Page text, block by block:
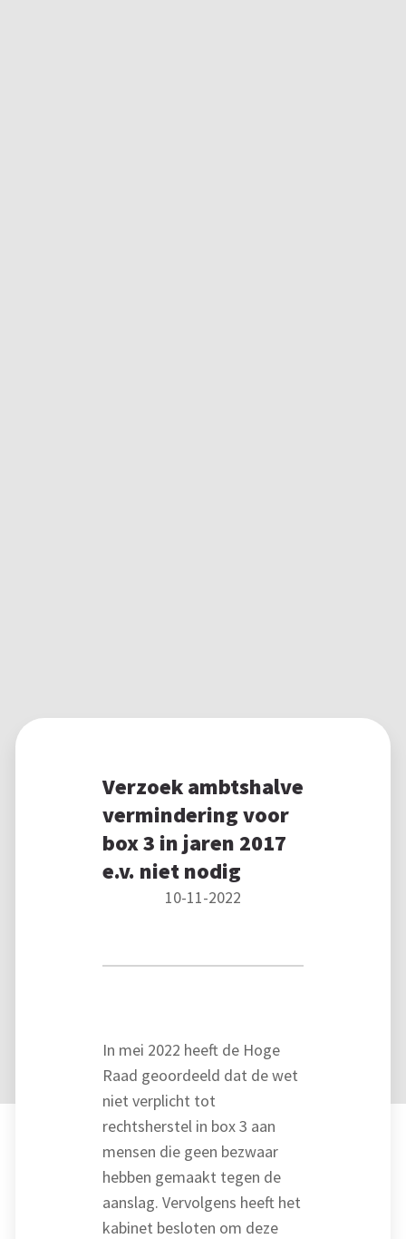
Verzoek ambtshalve
vermindering voor
box 3 in jaren 2017
e.v. niet nodig
10-11-2022
In mei 2022 heeft de Hoge
Raad geoordeeld dat de wet
niet verplicht tot
rechtsherstel in box 3 aan
mensen die geen bezwaar
hebben gemaakt tegen de
aanslag. Vervolgens heeft het
kabinet besloten om deze